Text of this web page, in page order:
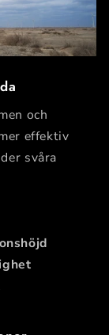
och
effektiv
svåra